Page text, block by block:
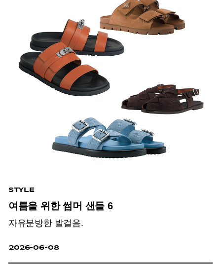
STYLE
여름을 위한 썸머 샌들 6
자유분방한 발걸음.
2026-06-08